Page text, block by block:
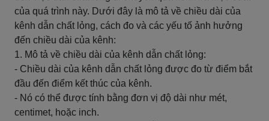
của quá trình này. Dưới đây là mô tả về chiều dài của
kênh dẫn chất lỏng, cách đo và các yếu tố ảnh hưởng
đến chiều dài của kênh:
1. Mô tả về chiều dài của kênh dẫn chất lỏng:
- Chiều dài của kênh dẫn chất lỏng được đo từ điểm bắt
đầu đến điểm kết thúc của kênh.
- Nó có thể được tính bằng đơn vị độ dài như mét,
centimet, hoặc inch.